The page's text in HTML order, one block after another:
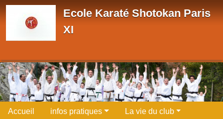
Ecole Karaté Shotokan Paris
XI
Accueil infos pratiques La vie du club
Panneau de gestion des cookies